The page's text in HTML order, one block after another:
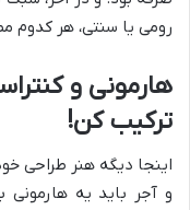
رومی یا سنتی، هر
هارمونی و
ترکیب کن!
اینجا دیگه هنر طراحی
و آجر باید یه